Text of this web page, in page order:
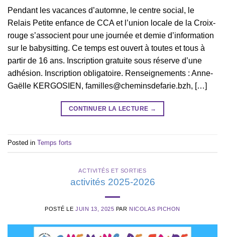
Pendant les vacances d’automne, le centre social, le
Relais Petite enfance de CCA et l’union locale de la Croix-
rouge s’associent pour une journée et demie d’information
sur le babysitting. Ce temps est ouvert à toutes et tous à
partir de 16 ans. Inscription gratuite sous réserve d’une
adhésion. Inscription obligatoire. Renseignements : Anne-
Gaëlle KERGOSIEN, familles@cheminsdefarie.bzh, […]
CONTINUER LA LECTURE →
Posted in Temps forts
ACTIVITÉS ET SORTIES
activités 2025-2026
POSTÉ LEJUIN 13, 2025 PAR NICOLAS PICHON